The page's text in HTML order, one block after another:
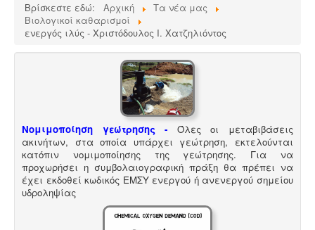
Κανονισμός λειτουργίας τουριστικού
καταλύματος
-Τα τουριστικά καταλύματα
(ξενοδοχεία, ενοικιαζόμενα, κάμπινγκ) μοριοδοτούνται
κατά την πιστοποίηση κατάταξης σε κατηγορία
άστρων ή κλειδιών για τον κανονισμό λειτουργίας που
διακανονίζει θέματα πολιτικής παραπόνων, υποδοχής,
περιβάλλοντος και καθαριότητας.
Συλλογή και μεταφορά λιπαντικών - ορυκτέλαιων
δραστηριότητα συλλογής και μεταφοράς
χρησιμοποιημένων ορυκτέλαιων - λιπαντικών ασκείται
Βρίσκεστε εδώ: Αρχική
Τα νέα μας
Βιολογικοί καθαρισμοί
ενεργός ιλύς - Χριστόδουλος Ι. Χατζηλιόντος
Νομιμοποίηση γεώτρησης -
Όλες οι μεταβιβάσεις
ακινήτων, στα οποία υπάρχει γεώτρηση, εκτελούνται
κατόπιν νομιμοποίησης της γεώτρησης. Για να
προχωρήσει η συμβολαιογραφική πράξη θα πρέπει να
έχει εκδοθεί κωδικός ΕΜΣΥ ενεργού ή ανενεργού σημείου
υδροληψίας